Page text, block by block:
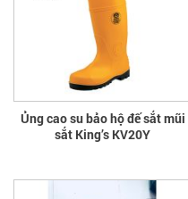
Ủng cao su bảo hộ đế sắt mũi
sắt King’s KV20Y